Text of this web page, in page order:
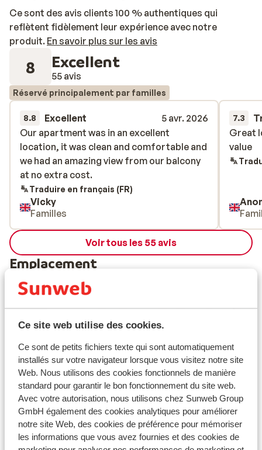
Ce site web utilise des cookies.
Ce sont de petits fichiers texte qui sont automatiquement
installés sur votre navigateur lorsque vous visitez notre site
Web. Nous utilisons des cookies fonctionnels de manière
standard pour garantir le bon fonctionnement du site web.
Avec votre autorisation, nous utilisons chez Sunweb Group
GmbH également des cookies analytiques pour améliorer
notre site Web, des cookies de préférence pour mémoriser
les informations que vous avez fournies et des cookies de
Ce sont des avis clients 100 % authentiques qui
reflètent fidèlement leur expérience avec notre
produit. En savoir plus sur les avis
8 Excellent
55 avis
Réservé principalement par familles
8.8 Excellent
5 avr. 2026
Our apartment was in an excellent
location, it was clean and comfortable and
we had an amazing view from our balcony
at no extra cost.
Our apartment was in an excellent
location, it was clean and comfortable and
we had an amazing view from our balcony
at no extra cost.
Traduire en français (FR)
Vicky
Familles
7.3
Great
value
Great
value
Voir tous les 55 avis
Emplacement
Afficher sur la carte
À proximité
Distance du centre-ville: environ 500 mètres
Distance jusqu'à la gare clusus environ 45
kilomètres